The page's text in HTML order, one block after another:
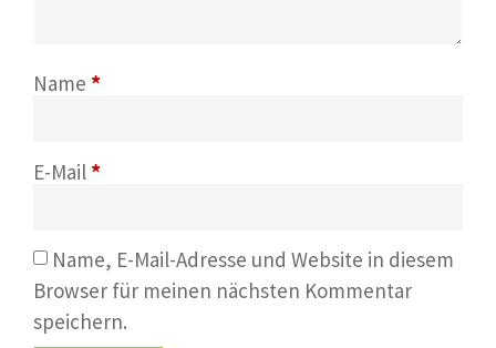
Name *
E-Mail *
Name, E-Mail-Adresse und Website in diesem
Browser für meinen nächsten Kommentar
speichern.